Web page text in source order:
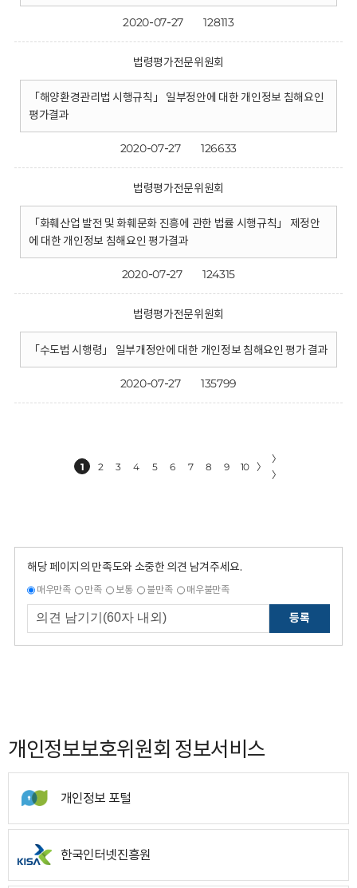
2020-07-27 128113
법령평가전문위원회
「해양환경관리법 시행규칙」 일부정안에 대한 개인정보 침해요인
평가결과
2020-07-27 126633
법령평가전문위원회
「화훼산업 발전 및 화훼문화 진흥에 관한 법률 시행규칙」 제정안
에 대한 개인정보 침해요인 평가결과
2020-07-27 124315
법령평가전문위원회
「수도법 시행령」 일부개정안에 대한 개인정보 침해요인 평가 결과
2020-07-27 135799
1 2 3 4 5 6 7 8 9 10 〉
〉
〉
해당 페이지의 만족도와 소중한 의견 남겨주세요.
매우만족 만족 보통 불만족 매우불만족
등록
개인정보보호위원회 정보서비스
개인정보 포털
한국인터넷진흥원